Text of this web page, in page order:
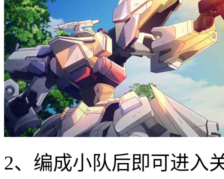
2、编成小队后即可进入